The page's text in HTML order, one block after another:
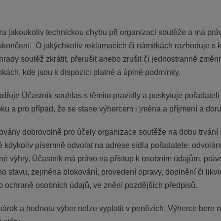
jakoukoliv technickou chybu při organizaci soutěže a má
O jakýchkoliv reklamacích či námitkách rozhoduje s
soutěž zkrátit, přerušit anebo zrušit či jednostranně
kde jsou k dispozici platné a úplné podmínky.
Účastník souhlas s těmito pravidly a poskytuje
a pro případ, že se stane výhercem i jména a příjmení a
dobrovolně pro účely organizace soutěže na dobu
kdykoliv písemně odvolat na adrese sídla pořadatele;
výhry. Účastník má právo na přístup k osobním údajům,
stavu, zejména blokování, provedení opravy, doplnění či
ochraně osobních údajů, ve znění pozdějších předpisů.
a hodnotu výher nelze vyplatit v penězích. Výherce bere